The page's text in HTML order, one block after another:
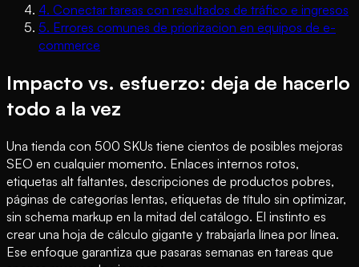
4. Conectar tareas con resultados de tráfico e ingresos
5. Errores comunes de priorizacion en equipos de e-
commerce
Impacto vs. esfuerzo: deja de hacerlo
todo a la vez
Una tienda con 500 SKUs tiene cientos de posibles mejoras
SEO en cualquier momento. Enlaces internos rotos,
etiquetas alt faltantes, descripciones de productos pobres,
páginas de categorías lentas, etiquetas de título sin optimizar,
sin schema markup en la mitad del catálogo. El instinto es
crear una hoja de cálculo gigante y trabajarla línea por línea.
Ese enfoque garantiza que pasaras semanas en tareas que